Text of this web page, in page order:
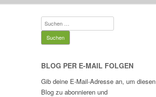
Suchen
nach:
BLOG PER E-MAIL FOLGEN
Gib deine E-Mail-Adresse an, um diesen
Blog zu abonnieren und